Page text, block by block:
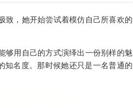
致，她开始尝试着模仿自己所喜欢的
够用自己的方式演绎出一份别样的魅
知名度。那时候她还只是一名普通的